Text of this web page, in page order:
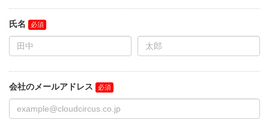
氏名
会社のメールアドレス